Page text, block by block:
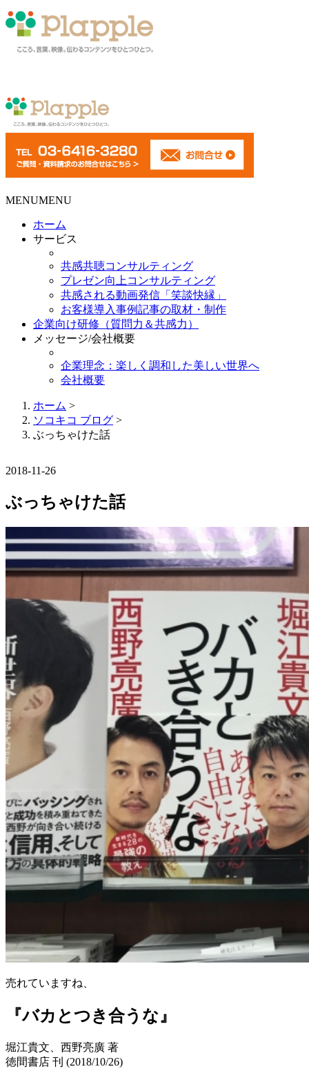
MENUMENU
ホーム
サービス
共感共聴コンサルティング
プレゼン向上コンサルティング
共感される動画発信「笑談快縁」
お客様導入事例記事の取材・制作
企業向け研修（質問力＆共感力）
メッセージ/会社概要
企業理念：楽しく調和した美しい世界へ
会社概要
ホーム >
ソコキコ ブログ >
ぶっちゃけた話
2018-11-26
ぶっちゃけた話
売れていますね、
『バカとつき合うな』
堀江貴文、西野亮廣 著
徳間書店 刊 (2018/10/26)